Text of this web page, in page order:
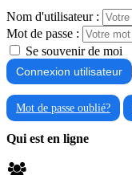
Nom d'utilisateur :
Mot de passe :
Se souvenir de moi
Mot de passe oublié?
Qui est en ligne